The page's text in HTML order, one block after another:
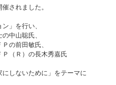
されました。
」を行い、
中山聡氏、
の前田敏氏、
（Ｒ）の長木秀嘉氏
にしないために」をテーマに